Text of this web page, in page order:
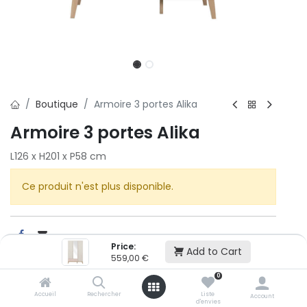
Price:
559,00 € Add to Cart
Accueil Rechercher
0
Liste
d'envies
Account
Boutique Armoire 3 portes Alika
Armoire 3 portes Alika
L126 x H201 x P58 cm
Ce produit n'est plus disponible.
Cet article n'est plus disponible.